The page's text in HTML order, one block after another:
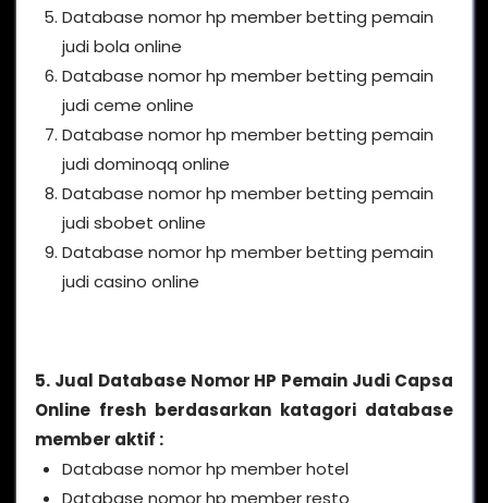
Database nomor hp member betting pemain
judi bola online
Database nomor hp member betting pemain
judi ceme online
Database nomor hp member betting pemain
judi dominoqq online
Database nomor hp member betting pemain
judi sbobet online
Database nomor hp member betting pemain
judi casino online
5. Jual Database Nomor HP Pemain Judi Capsa
Online fresh berdasarkan katagori database
member aktif :
Database nomor hp member hotel
Database nomor hp member resto